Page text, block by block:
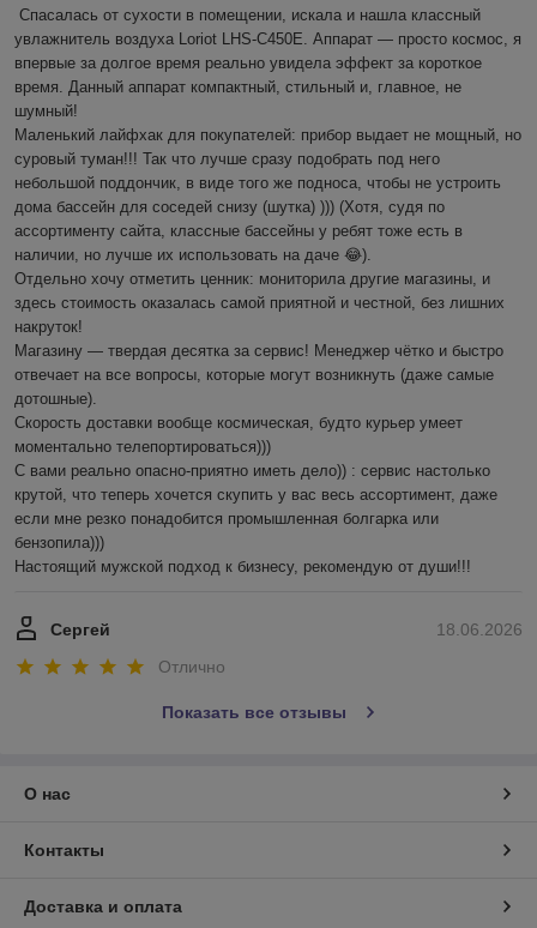
Спасалась от сухости в помещении, искала и нашла классный
увлажнитель воздуха Loriot LHS-C450E. Аппарат — просто космос, я
впервые за долгое время реально увидела эффект за короткое
время. Данный аппарат компактный, стильный и, главное, не
шумный!
Маленький лайфхак для покупателей: прибор выдает не мощный, но
суровый туман!!! Так что лучше сразу подобрать под него
небольшой поддончик, в виде того же подноса, чтобы не устроить
дома бассейн для соседей снизу (шутка) ))) (Хотя, судя по
ассортименту сайта, классные бассейны у ребят тоже есть в
наличии, но лучше их использовать на даче 😂).
Отдельно хочу отметить ценник: мониторила другие магазины, и
здесь стоимость оказалась самой приятной и честной, без лишних
накруток!
Магазину — твердая десятка за сервис! Менеджер чётко и быстро
отвечает на все вопросы, которые могут возникнуть (даже самые
дотошные).
Скорость доставки вообще космическая, будто курьер умеет
моментально телепортироваться)))
С вами реально опасно-приятно иметь дело)) : сервис настолько
крутой, что теперь хочется скупить у вас весь ассортимент, даже
если мне резко понадобится промышленная болгарка или
бензопила)))
Настоящий мужской подход к бизнесу, рекомендую от души!!!
18.06.2026
Сергей
Отлично
Показать все отзывы
О нас
Контакты
Доставка и оплата